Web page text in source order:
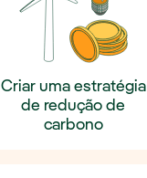
Criar uma estratégia
de redução de
carbono